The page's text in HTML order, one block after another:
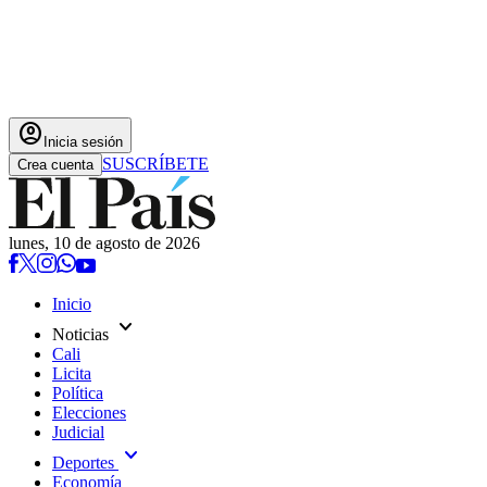
account_circle Inicia sesión
Crea cuenta SUSCRÍBETE
lunes, 10 de agosto de 2026
Inicio
Noticias expand_more
Cali
Licita
Política
Elecciones
Judicial
Deportes expand_more
Economía